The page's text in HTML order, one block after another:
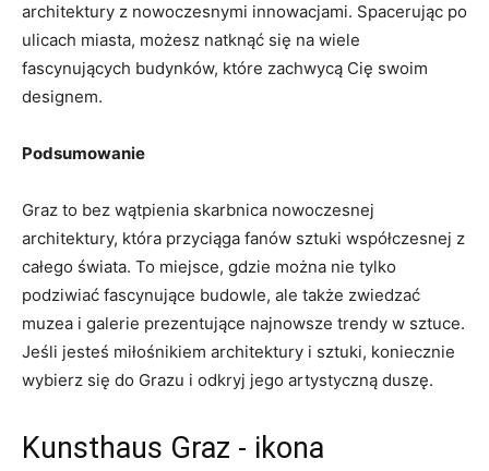
architektury z nowoczesnymi innowacjami. Spacerując po⁢
ulicach miasta, możesz natknąć się na ‍wiele
fascynujących budynków, które zachwycą Cię swoim
designem.
Podsumowanie
Graz to bez wątpienia skarbnica nowoczesnej
architektury, która przyciąga fanów sztuki współczesnej z
całego świata. To miejsce, gdzie można nie ⁢tylko
podziwiać fascynujące budowle, ale⁣ także⁤ zwiedzać
muzea i galerie ​prezentujące najnowsze ‌trendy w sztuce.
Jeśli jesteś miłośnikiem architektury i sztuki, koniecznie‌
wybierz się do Grazu i odkryj jego⁤ artystyczną duszę.
Kunsthaus Graz ⁤- ikona